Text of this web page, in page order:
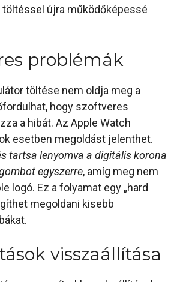
újra működőképessé
problémák
töltése nem oldja meg a
hogy szoftveres
a hibát. Az Apple Watch
esetben megoldást jelenthet.
tartsa lenyomva a digitális korona
egyszerre, amíg meg nem
logó. Ez a folyamat egy „hard
megoldani kisebb
visszaállítása